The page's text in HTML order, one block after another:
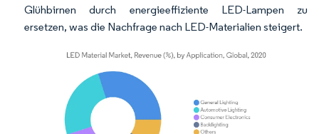
Glühbirnen durch energieeffiziente LED-Lampen zu
ersetzen, was die Nachfrage nach LED-Materialien steigert.